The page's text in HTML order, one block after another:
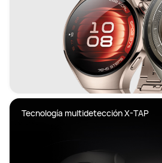
Tecnología multidetección X-TAP